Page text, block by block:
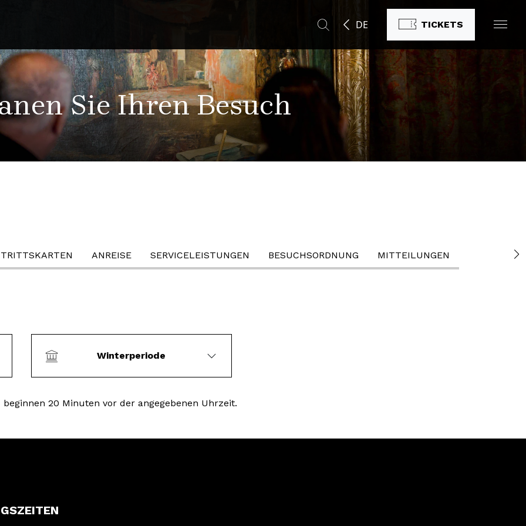
DE TICKETS
Sie Ihren Besuch
ANREISE SERVICELEISTUNGEN BESUCHSORDNUNG MITTEILUNGEN
Winterperiode
20 Minuten vor der angegebenen Uhrzeit.